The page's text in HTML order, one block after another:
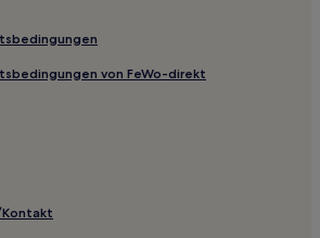
von FeWo-direkt